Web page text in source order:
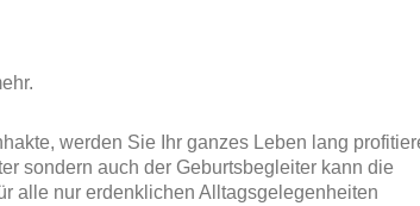
werden Sie Ihr ganzes Leben lang
sondern auch der Geburtsbegleiter kann die
alle nur erdenklichen Alltagsgelegenheiten